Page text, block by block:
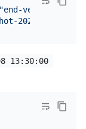
version" \
13:30:00